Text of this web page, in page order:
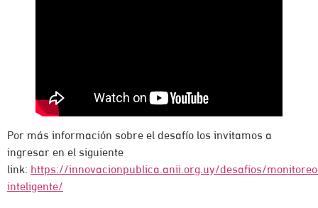
Por más información sobre el desafío los invitamos a
ingresar en el siguiente
link: https://innovacionpublica.anii.org.uy/desafios/
inteligente/